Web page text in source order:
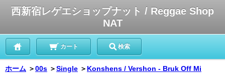
西新宿レゲエショップナット / Reggae Shop
NAT
カート 検索
ホーム ＞00s ＞Single ＞ Konshens / Vershon - Bruk Off Mi